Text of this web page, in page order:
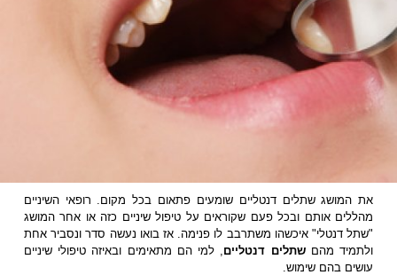
את המושג שתלים דנטליים שומעים פתאום בכל מקום. רופאי השיניים
מהללים אותם ובכל פעם שקוראים על טיפול שיניים כזה או אחר המושג
"שתל דנטלי" איכשהו משתרבב לו פנימה. אז בואו נעשה סדר ונסביר אחת
ולתמיד מהםשתלים דנטליים, למי הם מתאימים ובאיזה טיפולי שיניים
עושים בהם שימוש.